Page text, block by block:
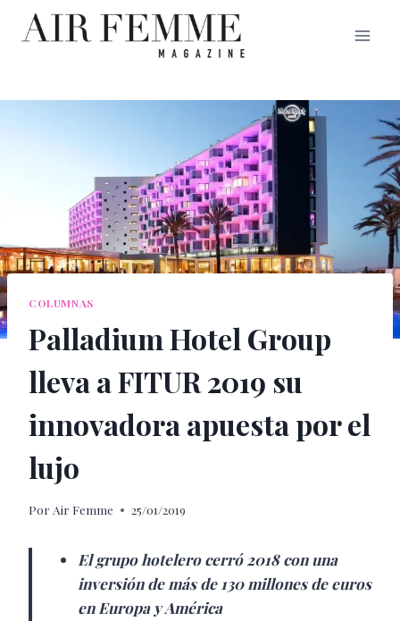
Saltar
COLUMNAS
Palladium Hotel Group
lleva a FITUR 2019 su
innovadora apuesta por el
lujo
Por Air Femme 25/01/2019
El grupo hotelero cerró 2018 con una
inversión de más de 130 millones de euros
en Europa y América